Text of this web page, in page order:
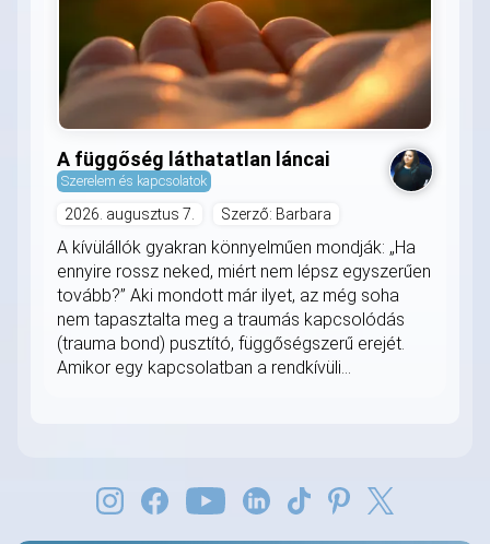
A függőség láthatatlan láncai
Szerelem és kapcsolatok
2026. augusztus 7. Szerző: Barbara
A kívülállók gyakran könnyelműen mondják: „Ha
ennyire rossz neked, miért nem lépsz egyszerűen
tovább?” Aki mondott már ilyet, az még soha
nem tapasztalta meg a traumás kapcsolódás
(trauma bond) pusztító, függőségszerű erejét.
Amikor egy kapcsolatban a rendkívüli...